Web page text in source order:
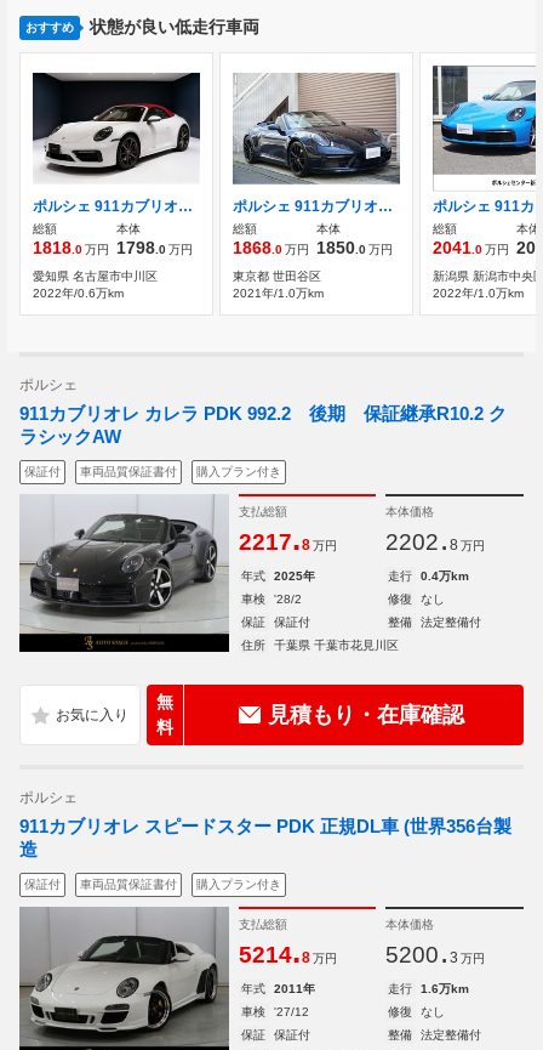
おすすめ 状態が良い低走行車両
ポルシェ 911カブリオレ カレラ4S PDK キャララホワイト
総額
1818.0万円
本体
1798.0万円
愛知県 名古屋市中川区
2022年/0.6万km
ポルシェ 911カブリオレ カレラ4S PDK ナイトブルーメタリック グレーレザー 左ハ
総額
1868.0万円
本体
1850.0万円
東京都 世田谷区
2021年/1.0万km
総額
2041.0万円
本体
新潟県 新潟市中央
2022年/1.0万km
ポルシェ
911カブリオレ カレラ PDK 992.2 後期 保証継承R10.2 ク
ラシックAW
保証付 車両品質保証書付 購入プラン付き
支払総額
2217.8 万円
本体価格
2202. 8 万円
年式 2025年 走行
0.4万km
車検
'28/2 修復
なし
保証
保証付 整備
法定整備付
住所
千葉県 千葉市花見川区
無
料
見積もり・在庫確認
ポルシェ
911カブリオレ スピードスター PDK 正規DL車 (世界356台製
造
保証付 車両品質保証書付 購入プラン付き
支払総額
5214.8 万円
本体価格
5200. 3 万円
年式 2011年 走行
1.6万km
車検
'27/12 修復
なし
保証
保証付 整備
法定整備付